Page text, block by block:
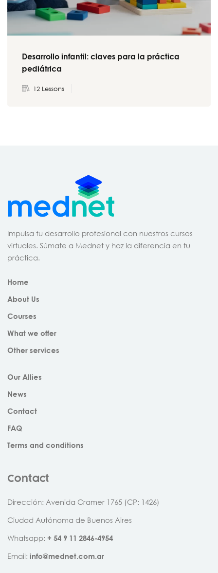
Desarrollo infantil: claves para la práctica
pediátrica
12 Lessons
Impulsa tu desarrollo profesional con nuestros cursos
virtuales. Súmate a Mednet y haz la diferencia en tu
práctica.
Home
About Us
Courses
What we offer
Other services
Our Allies
News
Contact
FAQ
Terms and conditions
Contact
Dirección: Avenida Cramer 1765 (CP: 1426)
Ciudad Autónoma de Buenos Aires
Whatsapp: + 54 9 11 2846-4954
Email: info@mednet.com.ar